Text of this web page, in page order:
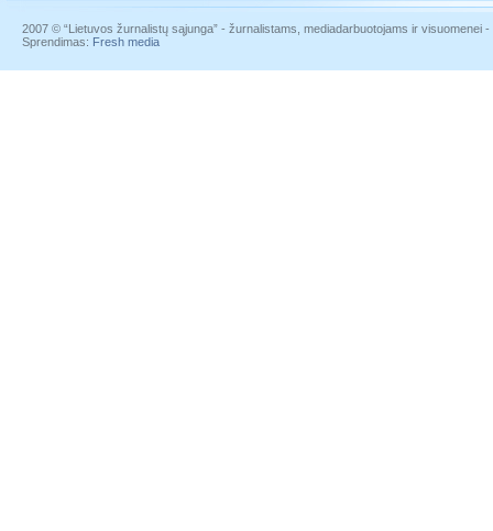
2007 © “Lietuvos žurnalistų sąjunga” - žurnalistams, mediadarbuotojams ir visuomenei
Sprendimas: Fresh media